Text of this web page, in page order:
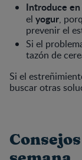
Introduce
el yogur,
prevenir el
Si el
tazón de
Si el
buscar otras